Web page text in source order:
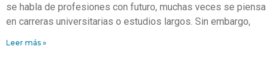
se habla de profesiones con futuro, muchas veces se piensa
en carreras universitarias o estudios largos. Sin embargo,
Leer más »